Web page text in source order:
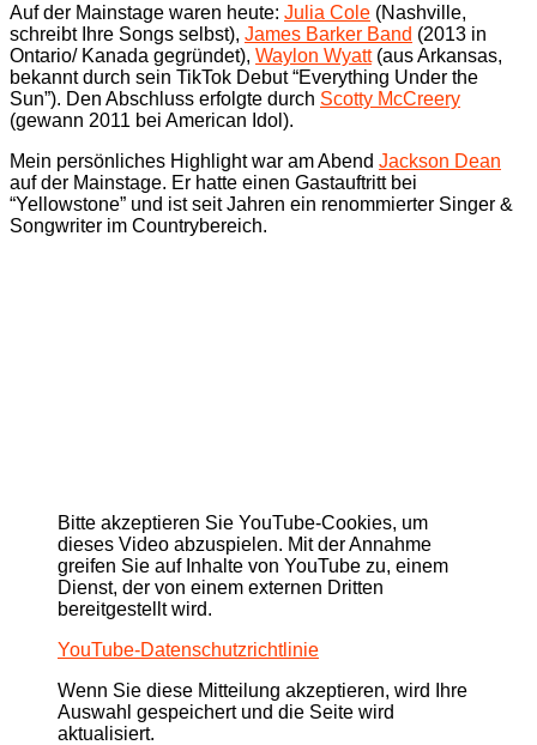
Auf der Mainstage waren heute: Julia Cole (Nashville,
schreibt Ihre Songs selbst), James Barker Band (2013 in
Ontario/ Kanada gegründet), Waylon Wyatt(aus Arkansas,
bekannt durch sein TikTok Debut “Everything Under the
Sun”). Den Abschluss erfolgte durch Scotty McCreery
(gewann 2011 bei American Idol).
Mein persönliches Highlight war am Abend Jackson Dean
auf der Mainstage. Er hatte einen Gastauftritt bei
“Yellowstone” und ist seit Jahren ein renommierter Singer &
Songwriter im Countrybereich.
Bitte akzeptieren Sie YouTube-Cookies, um
dieses Video abzuspielen. Mit der Annahme
greifen Sie auf Inhalte von YouTube zu, einem
Dienst, der von einem externen Dritten
bereitgestellt wird.
YouTube-Datenschutzrichtlinie
Wenn Sie diese Mitteilung akzeptieren, wird Ihre
Auswahl gespeichert und die Seite wird
aktualisiert.